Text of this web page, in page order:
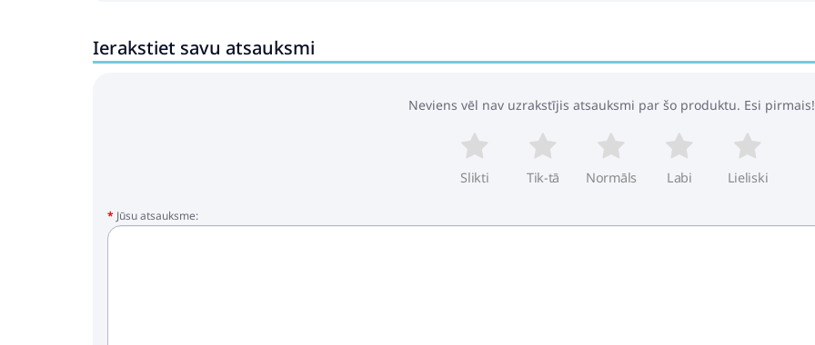
Ierakstiet savu atsauksmi
Neviens vēl nav uzrakstījis atsauksmi par šo produktu. Esi pirmais!
Slikti Tik-tā Normāls Labi Lieliski
Jūsu atsauksme: